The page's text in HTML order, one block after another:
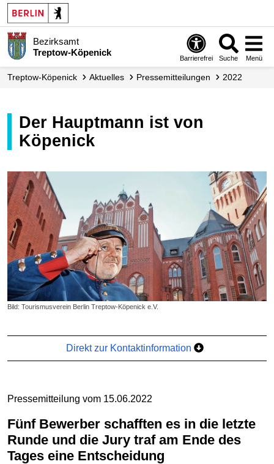
Bezirksamt
Treptow-Köpenick
Barrierefrei Suche Menü
Treptow-Köpenick Aktuelles Presse­mitteilungen 2022
Der Hauptmann ist von
Köpenick
Bild: Tourismusverein Berlin Treptow-Köpenick e.V.
Direkt zur Kontaktinformation
Pressemitteilung vom 15.06.2022
Fünf Bewerber schafften es in die letzte
Runde und die Jury traf am Ende des
Tages eine Entscheidung